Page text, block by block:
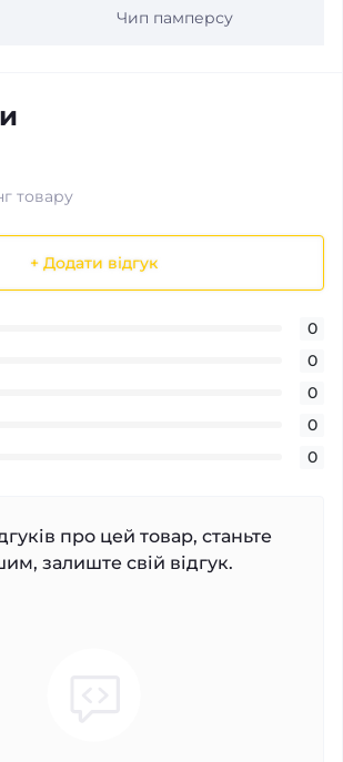
Чип памперсу
товару
+ Додати відгук
0
0
0
0
0
про цей товар, станьте
залиште свій відгук.